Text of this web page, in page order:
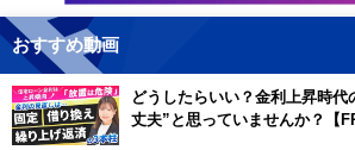
おすすめ動画
どうしたらいい？金利上昇時代
丈夫”と思っていませんか？【